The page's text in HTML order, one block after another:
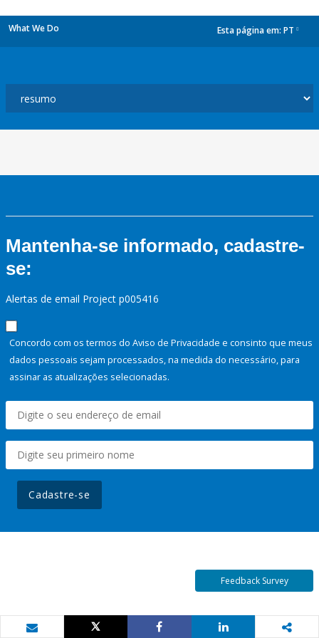
What We Do Esta página em: PT
Mantenha-se informado, cadastre-
se:
Alertas de email Project p005416
Concordo com os termos do Aviso de Privacidade e consinto que meus
dados pessoais sejam processados, na medida do necessário, para
assinar as atualizações selecionadas.
Cadastre-se
Feedback Survey